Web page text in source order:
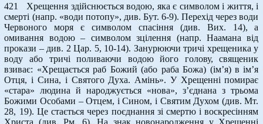
421 Хрещення здійснюється водою, яка є символом і життя, і
смерті (напр. «води потопу», див. Бут. 6-9). Перехід через води
Червоного моря є символом спасіння (див. Вих. 14), а
омивання водою – символом зцілення (напр. Наамана від
прокази – див. 2 Цар. 5, 10-14). Занурюючи тричі хрещеника у
воду або тричі поливаючи водою його голову, священик
взиває: «Хрещається раб Божий (або раба Божа) (ім’я) в ім’я
Отця, і Сина, і Святого Духа. Амінь». У Хрещенні помирає
«стара» людина й народжується «нова», з’єднана з трьома
Божими Особами – Отцем, і Сином, і Святим Духом (див. Мт.
28, 19). Це стається через поєднання зі смертю і воскресінням
Христа (див. Рм. 6). На знак новонародження у Хрещенні